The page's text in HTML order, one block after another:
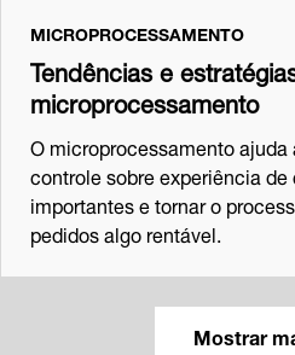
MICROPROCESSAMENTO
Tendências e
microprocessamento
O microprocessamento
controle sobre experiência
importantes e tornar o
pedidos algo rentável.
Mostrar